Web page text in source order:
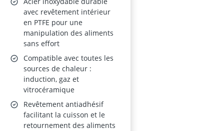
avec revêtement intérieur
en PTFE pour une
manipulation des aliments
sans effort
Compatible avec toutes les
sources de chaleur :
induction, gaz et
vitrocéramique
Revêtement antiadhésif
facilitant la cuisson et le
retournement des aliments